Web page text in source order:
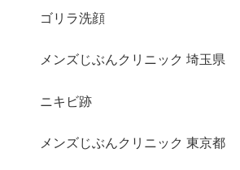
ゴリラ洗顔
メンズじぶんクリニック 埼玉県
ニキビ跡
メンズじぶんクリニック 東京都